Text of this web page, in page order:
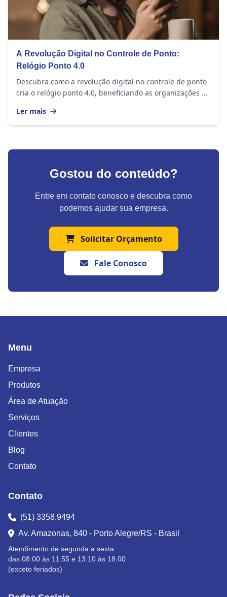
A Revolução Digital no Controle de Ponto:
Relógio Ponto 4.0
Descubra como a revolução digital no controle de ponto
cria o relógio ponto 4.0, beneficiando as organizações e
Ler mais
Gostou do conteúdo?
Entre em contato conosco e descubra como
podemos ajudar sua empresa.
Solicitar Orçamento
Fale Conosco
Menu
Empresa
Produtos
Área de Atuação
Serviços
Clientes
Blog
Contato
Contato
(51) 3358.9494
Av. Amazonas, 840 - Porto Alegre/RS - Brasil
Atendimento de segunda a sexta
das 08:00 às 11:55 e 13:10 às 18:00
(exceto feriados)